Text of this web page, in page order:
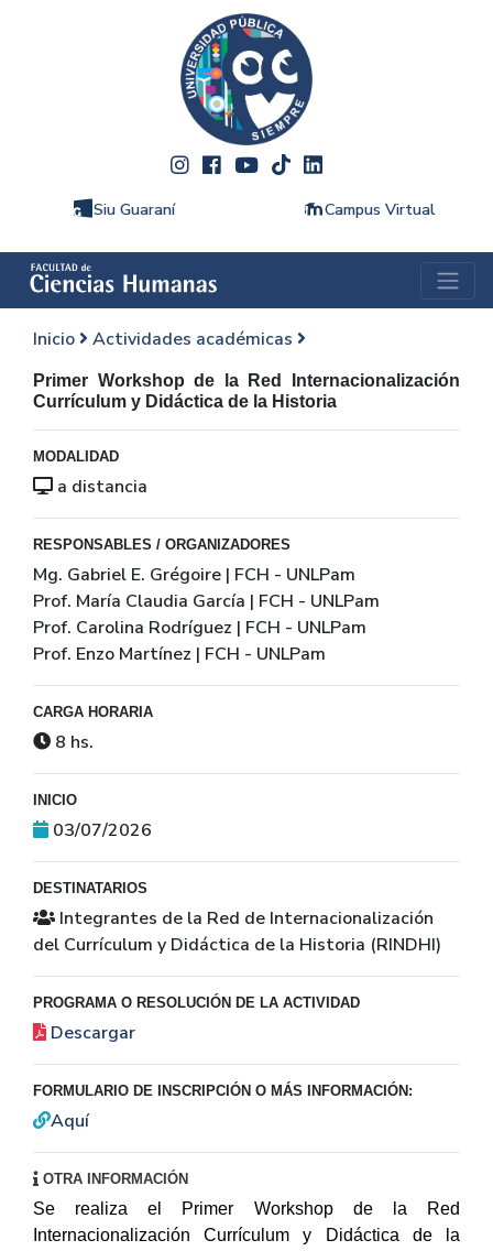
Siu Guaraní Campus Virtual
Inicio Actividades académicas
Primer Workshop de la Red Internacionalización
Currículum y Didáctica de la Historia
MODALIDAD
a distancia
RESPONSABLES / ORGANIZADORES
Mg. Gabriel E. Grégoire | FCH - UNLPam
Prof. María Claudia García | FCH - UNLPam
Prof. Carolina Rodríguez | FCH - UNLPam
Prof. Enzo Martínez | FCH - UNLPam
CARGA HORARIA
8 hs.
INICIO
03/07/2026
DESTINATARIOS
Integrantes de la Red de Internacionalización
del Currículum y Didáctica de la Historia (RINDHI)
PROGRAMA O RESOLUCIÓN DE LA ACTIVIDAD
Descargar
FORMULARIO DE INSCRIPCIÓN O MÁS INFORMACIÓN:
Aquí
OTRA INFORMACIÓN
Se realiza el Primer Workshop de la Red
Internacionalización Currículum y Didáctica de la